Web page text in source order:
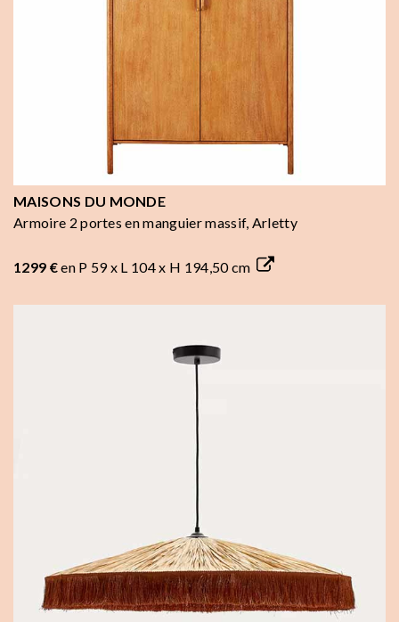
MAISONS DU MONDE
Armoire 2 portes en manguier massif, Arletty
1299 €en P 59 x L 104 x H 194,50 cm